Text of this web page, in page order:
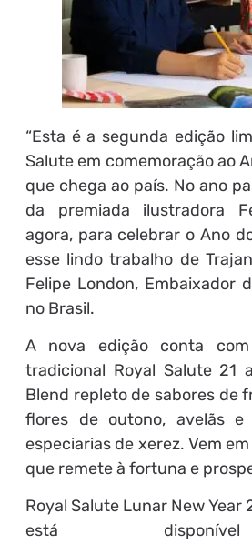
“Esta é a segunda edição
Salute em comemoração ao
que chega ao país. No ano
da premiada ilustradora
agora, para celebrar o Ano
esse lindo trabalho de
Felipe London, Embaixador
no Brasil.
A nova edição conta
tradicional Royal Salute 21
Blend repleto de sabores de
flores de outono, avelãs
especiarias de xerez. Vem
que remete à fortuna e
Royal Salute Lunar New Year
está